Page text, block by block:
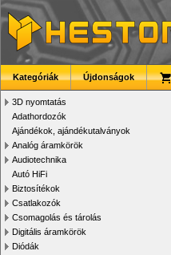
Kategóriák Újdonságok
3D nyomtatás
Adathordozók
Ajándékok, ajándékutalványok
Analóg áramkörök
Audiotechnika
Autó HiFi
Biztosítékok
Csatlakozók
Csomagolás és tárolás
Digitális áramkörök
Diódák